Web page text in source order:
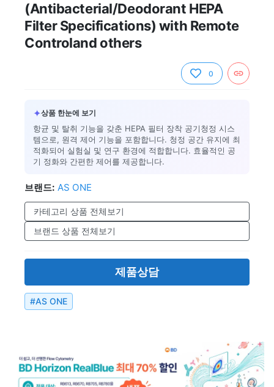
(Antibacterial/Deodorant HEPA
Filter Specifications) with Remote
Controland others
0
✦상품 한눈에 보기
항균 및 탈취 기능을 갖춘 HEPA 필터 장착 공기청정 시스
템으로, 원격 제어 기능을 포함합니다. 청정 공간 유지에 최
적화되어 실험실 및 연구 환경에 적합합니다. 효율적인 공
기 정화와 간편한 제어를 제공합니다.
브랜드: AS ONE
카테고리 상품 전체보기
브랜드 상품 전체보기
제품상담
#AS ONE